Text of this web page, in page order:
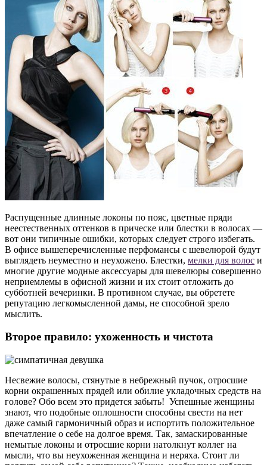
Распущенные длинные локоны по пояс, цветные пряди
неестественных оттенков в прическе или блестки в волосах —
вот они типичные ошибки, которых следует строго избегать.
В офисе вышеперечисленные перфомансы с шевелюрой будут
выглядеть неуместно и неухожено. Блестки, мелки для волос и
многие другие модные аксессуары для шевелюры совершенно
неприемлемы в офисной жизни и их стоит отложить до
субботней вечеринки. В противном случае, вы обретете
репутацию легкомысленной дамы, не способной зрело
мыслить.
Второе правило: ухоженность и чистота
Несвежие волосы, стянутые в небрежный пучок, отросшие
корни окрашенных прядей или обилие укладочных средств на
голове? Обо всем это придется забыть! Успешные женщины
знают, что подобные оплошности способны свести на нет
даже самый гармоничный образ и испортить положительное
впечатление о себе на долгое время. Так, замаскированные
немытые локоны и отросшие корни натолкнут коллег на
мысли, что вы неухоженная женщина и неряха. Стоит ли